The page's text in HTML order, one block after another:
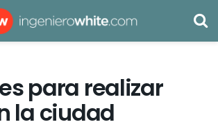
para realizar
la ciudad